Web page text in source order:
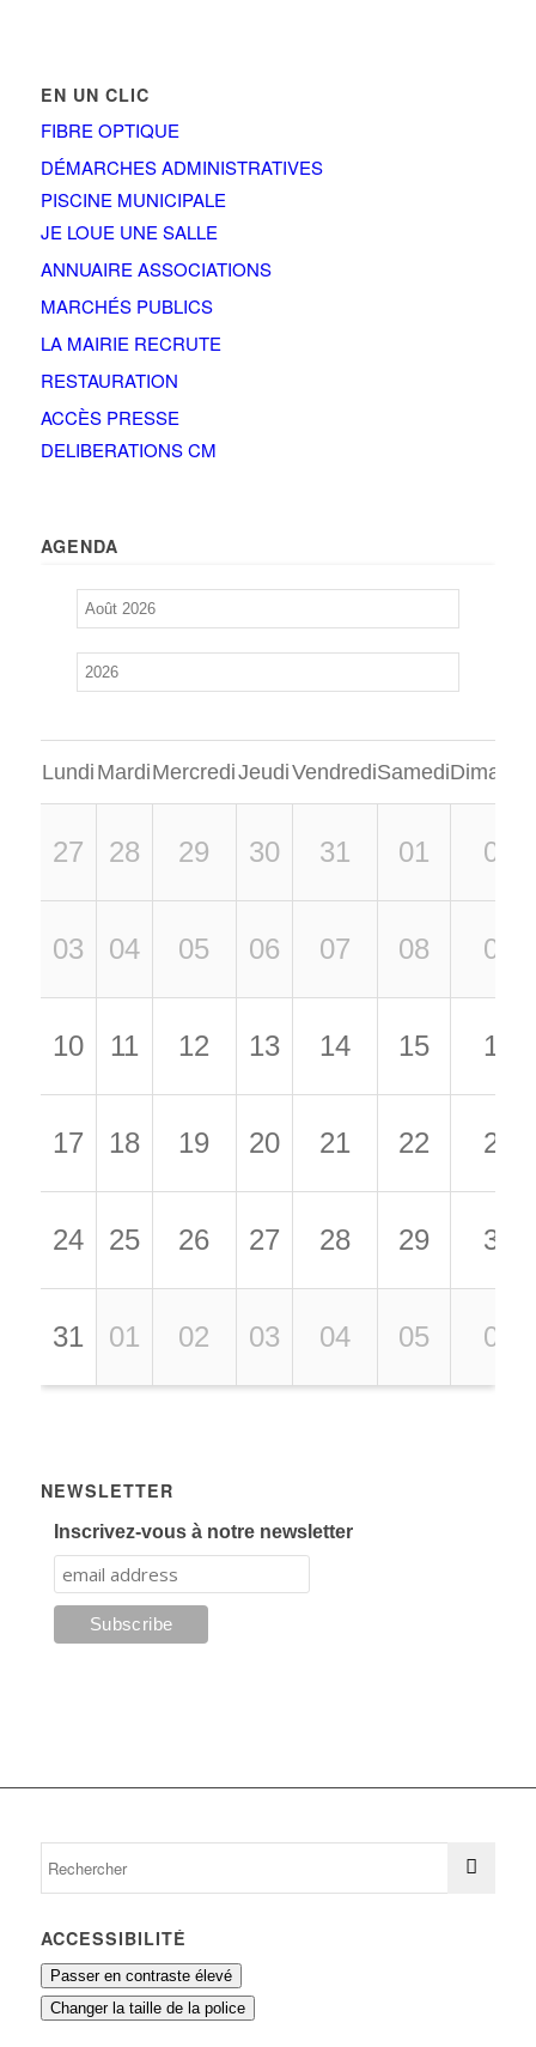
EN UN CLIC
FIBRE OPTIQUE
DÉMARCHES ADMINISTRATIVES
PISCINE MUNICIPALE
JE LOUE UNE SALLE
ANNUAIRE ASSOCIATIONS
MARCHÉS PUBLICS
LA MAIRIE RECRUTE
RESTAURATION
ACCÈS PRESSE
DELIBERATIONS CM
AGENDA
Lundi MardiMercrediJeudiVendrediSamedi
27 28 29 30 31 01 02
03 04 05 06 07 08 09
10 11 12 13 14 15 16
17 18 19 20 21 22 23
24 25 26 27 28 29 30
31 01 02 03 04 05 06
NEWSLETTER
Inscrivez-vous à notre newsletter
ACCESSIBILITÉ
Passer en contraste élevé
Changer la taille de la police